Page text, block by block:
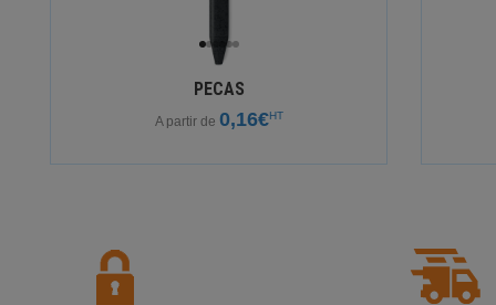
PECAS
A partir de 0,16€HT